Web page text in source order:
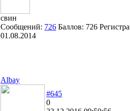
свин
Сообщений: 726 Баллов: 726
01.08.2014
Albay
#645
0